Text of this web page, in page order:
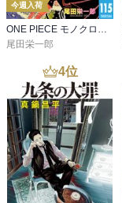
今週入荷
ONE PIECE モノクロ版 115
尾田栄一郎
4位